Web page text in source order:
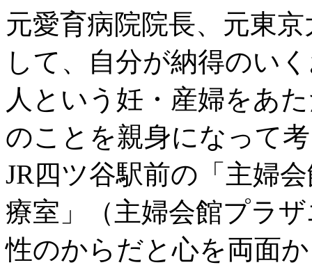
元愛育病院院長、元東
して、自分が納得のい
人という妊・産婦をあ
のことを親身になって
JR四ツ谷駅前の「主婦
療室」（主婦会館プラ
性のからだと心を両面